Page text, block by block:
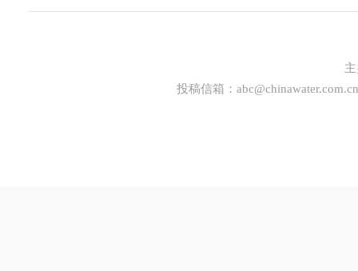
投稿信箱： abc@chinawater.com.cn